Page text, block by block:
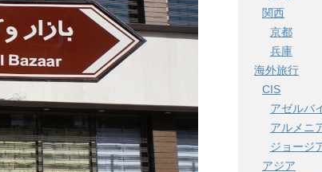
関西
京都
兵庫
海外旅行
CIS
アゼルバ
アルメニ
ジョージ
アジア